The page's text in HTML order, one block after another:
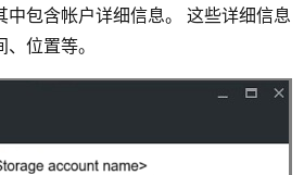
中包含帐户详细信息。 这些详细信息
位置等。